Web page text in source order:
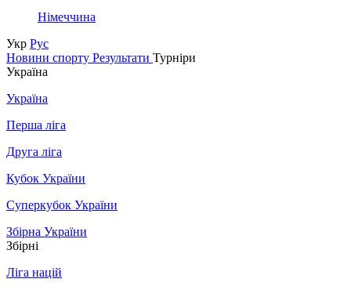
Німеччина
Укр Рус
Новини спорту Результати Турніри
Україна
Україна
Перша ліга
Друга ліга
Кубок України
Суперкубок України
Збірна України
Збірні
Ліга націй